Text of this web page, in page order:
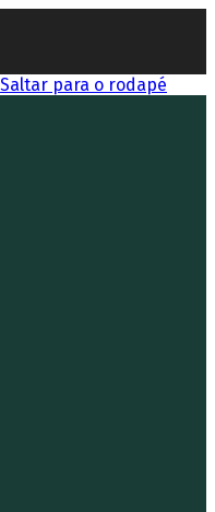
Saltar para o rodapé